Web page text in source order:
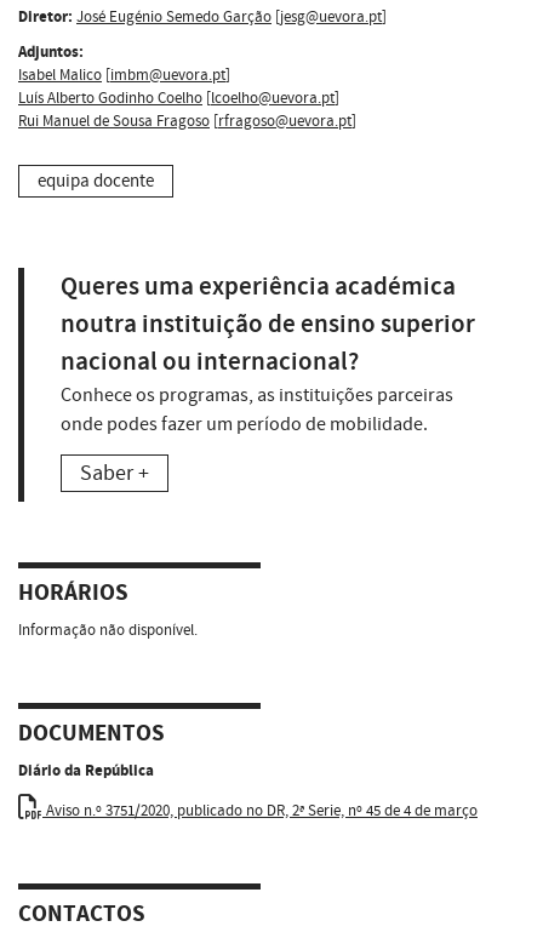
Diretor: José Eugénio Semedo Garção [jesg@uevora.pt]
Adjuntos:
Isabel Malico [imbm@uevora.pt]
Luís Alberto Godinho Coelho [lcoelho@uevora.pt]
Rui Manuel de Sousa Fragoso [rfragoso@uevora.pt]
equipa docente
Queres uma experiência académica
noutra instituição de ensino superior
nacional ou internacional?
Conhece os programas, as instituições parceiras
onde podes fazer um período de mobilidade.
Saber +
HORÁRIOS
Informação não disponível.
DOCUMENTOS
Diário da República
Aviso n.º 3751/2020, publicado no DR, 2ª Serie, nº 45 de 4 de março
CONTACTOS